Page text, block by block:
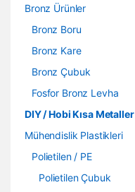
Bronz Ürünler
Bronz Boru
Bronz Kare
Bronz Çubuk
Fosfor Bronz Levha
DIY / Hobi Kısa Metaller
Mühendislik Plastikleri
Polietilen / PE
Polietilen Çubuk